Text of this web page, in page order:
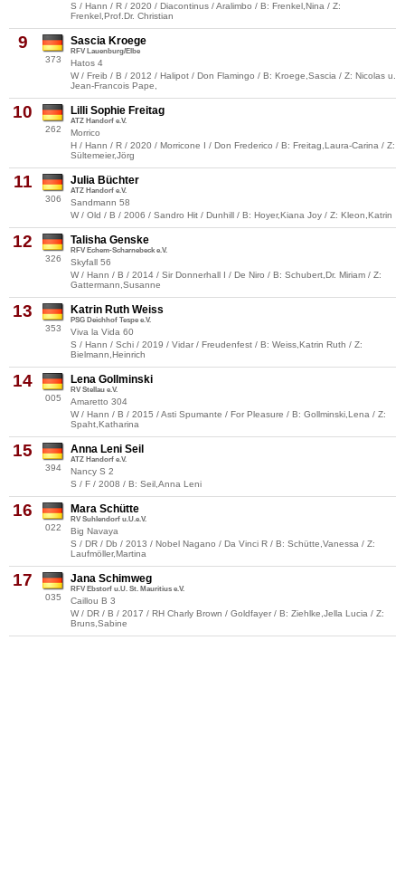
S / Hann / R / 2020 / Diacontinus / Aralimbo / B: Frenkel,Nina / Z:
Frenkel,Prof.Dr. Christian
9
373
Sascia Kroege
RFV Lauenburg/Elbe
Hatos 4
W / Freib / B / 2012 / Halipot / Don Flamingo / B: Kroege,Sascia / Z: Nicolas u.
Jean-Francois Pape,
10
262
Lilli Sophie Freitag
ATZ Handorf e.V.
Morrico
H / Hann / R / 2020 / Morricone I / Don Frederico / B: Freitag,Laura-Carina / Z:
Sültemeier,Jörg
11
306
Julia Büchter
ATZ Handorf e.V.
Sandmann 58
W / Old / B / 2006 / Sandro Hit / Dunhill / B: Hoyer,Kiana Joy / Z: Kleon,Katrin
12
326
Talisha Genske
RFV Echem-Scharnebeck e.V.
Skyfall 56
W / Hann / B / 2014 / Sir Donnerhall I / De Niro / B: Schubert,Dr. Miriam / Z:
Gattermann,Susanne
13
353
Katrin Ruth Weiss
PSG Deichhof Tespe e.V.
Viva la Vida 60
S / Hann / Schi / 2019 / Vidar / Freudenfest / B: Weiss,Katrin Ruth / Z:
Bielmann,Heinrich
14
005
Lena Gollminski
RV Stellau e.V.
Amaretto 304
W / Hann / B / 2015 / Asti Spumante / For Pleasure / B: Gollminski,Lena / Z:
Spaht,Katharina
15
394
Anna Leni Seil
ATZ Handorf e.V.
Nancy S 2
S / F / 2008 / B: Seil,Anna Leni
16
022
Mara Schütte
RV Suhlendorf u.U.e.V.
Big Navaya
S / DR / Db / 2013 / Nobel Nagano / Da Vinci R / B: Schütte,Vanessa / Z:
Laufmöller,Martina
17
035
Jana Schimweg
RFV Ebstorf u.U. St. Mauritius e.V.
Caillou B 3
W / DR / B / 2017 / RH Charly Brown / Goldfayer / B: Ziehlke,Jella Lucia / Z:
Bruns,Sabine